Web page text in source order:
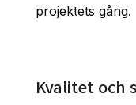
projektets gång.
Kvalitet och